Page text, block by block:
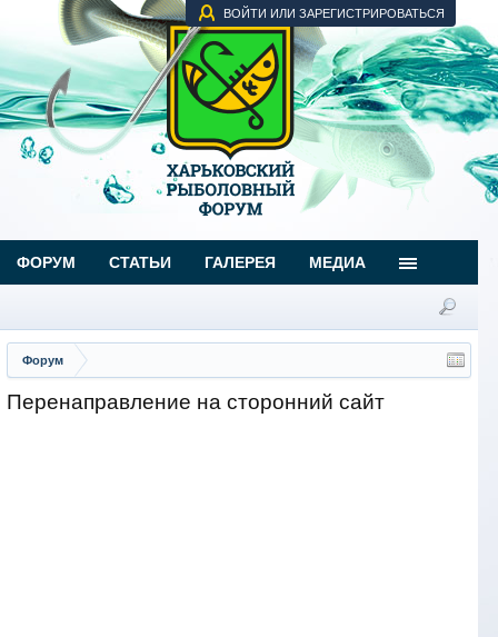
ВОЙТИ ИЛИ ЗАРЕГИСТРИРОВАТЬСЯ
Форум
Перенаправление на сторонний сайт
ФОРУМ СТАТЬИ ГАЛЕРЕЯ МЕДИА